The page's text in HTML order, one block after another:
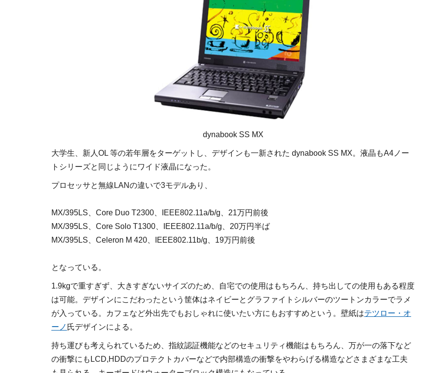
dynabook SS MX
大学生、新人OL 等の若年層をターゲットし、デザインも一新された dynabook SS MX。液晶もA4ノー
トシリーズと同じようにワイド液晶になった。
プロセッサと無線LANの違いで3モデルあり、
MX/395LS、Core Duo T2300、IEEE802.11a/b/g、21万円前後
MX/395LS、Core Solo T1300、IEEE802.11a/b/g、20万円半ば
MX/395LS、Celeron M 420、IEEE802.11b/g、19万円前後
となっている。
1.9kgで重すぎず、大きすぎないサイズのため、自宅での使用はもちろん、持ち出しての使用もある程度
は可能。デザインにこだわったという筐体はネイビーとグラファイトシルバーのツートンカラーでラメ
が入っている。カフェなど外出先でもおしゃれに使いたい方にもおすすめという。壁紙はテツロー・オ
ーノ 氏デザインによる。
持ち運びも考えられているため、指紋認証機能などのセキュリティ機能はもちろん、万が一の落下など
の衝撃にもLCD,HDDのプロテクトカバーなどで内部構造の衝撃をやわらげる構造などさまざまな工夫